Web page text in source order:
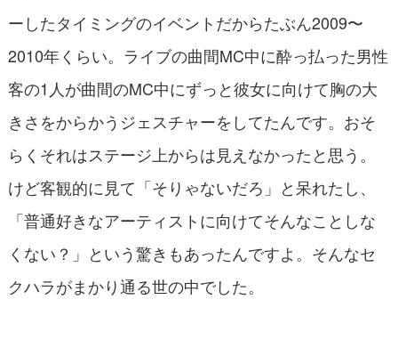
ーしたタイミングのイベントだからたぶん2009〜
2010年くらい。ライブの曲間MC中に酔っ払った男性
客の1人が曲間のMC中にずっと彼女に向けて胸の大
きさをからかうジェスチャーをしてたんです。おそ
らくそれはステージ上からは見えなかったと思う。
けど客観的に見て「そりゃないだろ」と呆れたし、
「普通好きなアーティストに向けてそんなことしな
くない？」という驚きもあったんですよ。そんなセ
クハラがまかり通る世の中でした。